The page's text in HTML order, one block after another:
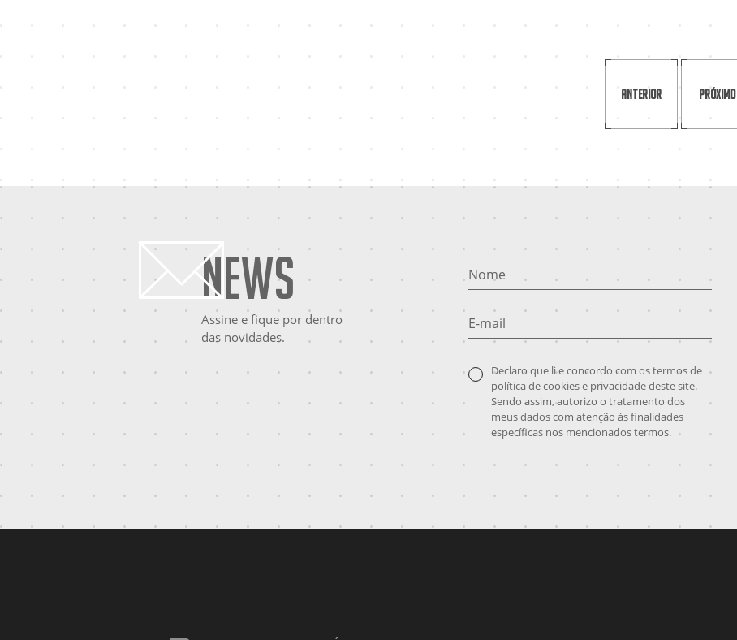
Anterior Próximo
News
Assine e fique por dentro
das novidades.
Nome
E-mail
Declaro que li e concordo com os termos de
política de cookiese privacidadedeste site.
Sendo assim, autorizo o tratamento dos
meus dados com atenção ás finalidades
específicas nos mencionados termos.